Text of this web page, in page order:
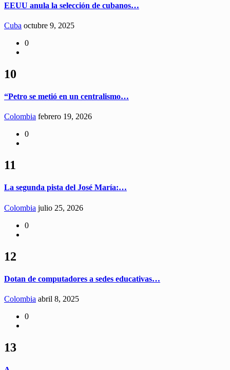
EEUU anula la selección de cubanos…
Cuba octubre 9, 2025
0
10
“Petro se metió en un centralismo…
Colombia febrero 19, 2026
0
11
La segunda pista del José María:…
Colombia julio 25, 2026
0
12
Dotan de computadores a sedes educativas…
Colombia abril 8, 2025
0
13